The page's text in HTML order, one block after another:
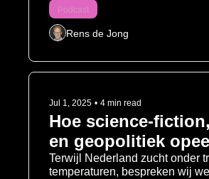
Podcast
Rens de Jong
Jul 1, 2025 • 4 min read
Hoe science-
en geopolitiek
één aflevering
Terwijl Nederland zucht onder
temperaturen, bespreken wij